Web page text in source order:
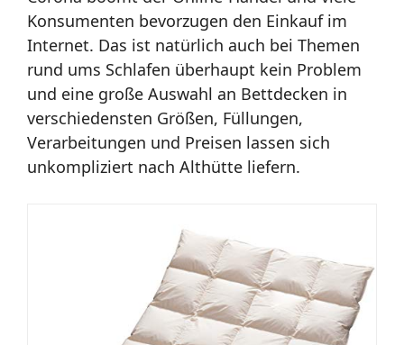
Konsumenten bevorzugen den Einkauf im
Internet. Das ist natürlich auch bei Themen
rund ums Schlafen überhaupt kein Problem
und eine große Auswahl an Bettdecken in
verschiedensten Größen, Füllungen,
Verarbeitungen und Preisen lassen sich
unkompliziert nach Althütte liefern.